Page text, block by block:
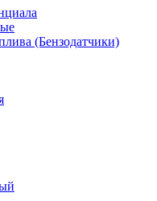
(Бензодатчики)